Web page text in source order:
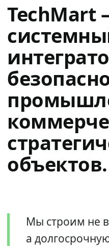
TechMart
объектов.
Мы строим не
а